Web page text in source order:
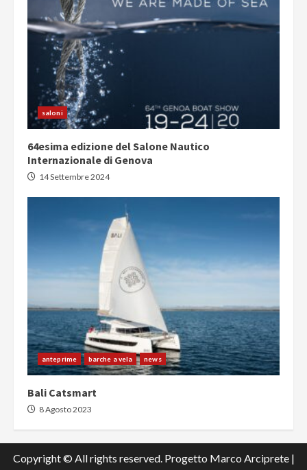
saloni
64esima edizione del Salone Nautico
Internazionale di Genova
14 Settembre 2024
anteprime barche a vela news
Bali Catsmart
8 Agosto 2023
Copyright © All rights reserved. Progetto Marco Arciprete |